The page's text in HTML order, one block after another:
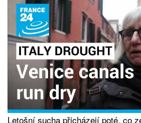
Letošní sucha přicházejí poté, co